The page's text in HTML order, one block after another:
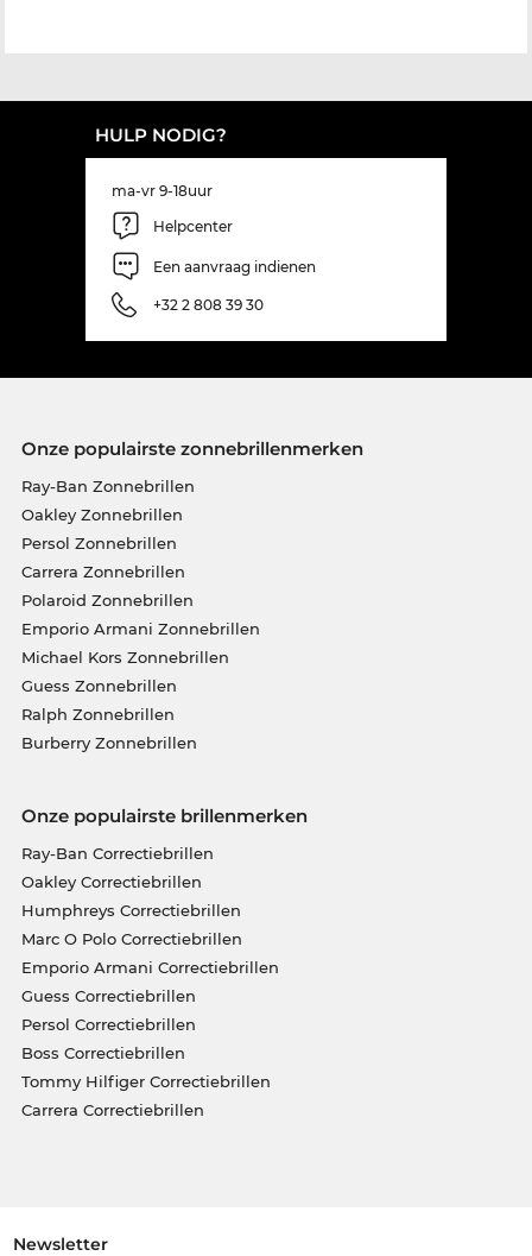
HULP NODIG?
ma-vr 9-18uur
Helpcenter
Een aanvraag indienen
+32 2 808 39 30
Onze populairste zonnebrillenmerken
Ray-Ban Zonnebrillen
Oakley Zonnebrillen
Persol Zonnebrillen
Carrera Zonnebrillen
Polaroid Zonnebrillen
Emporio Armani Zonnebrillen
Michael Kors Zonnebrillen
Guess Zonnebrillen
Ralph Zonnebrillen
Burberry Zonnebrillen
Onze populairste brillenmerken
Ray-Ban Correctiebrillen
Oakley Correctiebrillen
Humphreys Correctiebrillen
Marc O Polo Correctiebrillen
Emporio Armani Correctiebrillen
Guess Correctiebrillen
Persol Correctiebrillen
Boss Correctiebrillen
Tommy Hilfiger Correctiebrillen
Carrera Correctiebrillen
Newsletter